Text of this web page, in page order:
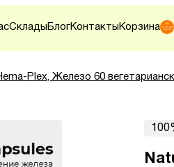
Склады БлогКонтакты Корзина
Plex, Железо 60